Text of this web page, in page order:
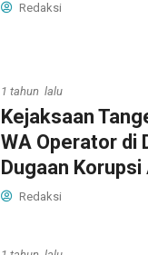
Redaksi
1 tahun lalu
Kejaksaan
WA Operator di
Dugaan Korupsi
Redaksi